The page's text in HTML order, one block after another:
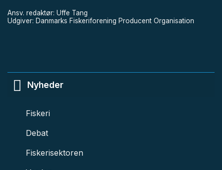
Ansv. redaktør: Uffe Tang
Udgiver: Danmarks Fiskeriforening Producent Organisation
Nyheder
Fiskeri
Debat
Fiskerisektoren